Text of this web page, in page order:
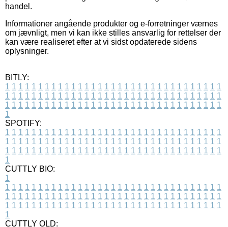
handel.
Informationer angående produkter og e-forretninger værnes
om jævnligt, men vi kan ikke stilles ansvarlig for rettelser der
kan være realiseret efter at vi sidst opdaterede sidens
oplysninger.
BITLY:
1 1 1 1 1 1 1 1 1 1 1 1 1 1 1 1 1 1 1 1 1 1 1 1 1 1 1 1 1 1 1 1 1
1 1 1 1 1 1 1 1 1 1 1 1 1 1 1 1 1 1 1 1 1 1 1 1 1 1 1 1 1 1 1 1 1
1 1 1 1 1 1 1 1 1 1 1 1 1 1 1 1 1 1 1 1 1 1 1 1 1 1 1 1 1 1 1 1 1
1
SPOTIFY:
1 1 1 1 1 1 1 1 1 1 1 1 1 1 1 1 1 1 1 1 1 1 1 1 1 1 1 1 1 1 1 1 1
1 1 1 1 1 1 1 1 1 1 1 1 1 1 1 1 1 1 1 1 1 1 1 1 1 1 1 1 1 1 1 1 1
1 1 1 1 1 1 1 1 1 1 1 1 1 1 1 1 1 1 1 1 1 1 1 1 1 1 1 1 1 1 1 1 1
1
CUTTLY BIO:
1
1 1 1 1 1 1 1 1 1 1 1 1 1 1 1 1 1 1 1 1 1 1 1 1 1 1 1 1 1 1 1 1 1
1 1 1 1 1 1 1 1 1 1 1 1 1 1 1 1 1 1 1 1 1 1 1 1 1 1 1 1 1 1 1 1 1
1 1 1 1 1 1 1 1 1 1 1 1 1 1 1 1 1 1 1 1 1 1 1 1 1 1 1 1 1 1 1 1 1
1
CUTTLY OLD: